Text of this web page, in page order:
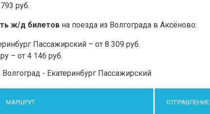
руб.
ж/д билетов на поезда из Волгограда в Аксёново:
Пассажирский – от 8 309 руб.
– от 4 146 руб.
- Екатеринбург Пассажирский
МАРШРУТ ОТПРАВЛЕНИЕ